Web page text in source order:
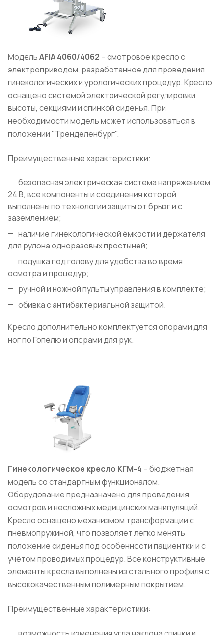
МодельAFIA4060/4062 – смотровое кресло с
электроприводом, разработанное для проведения
гинекологических и урологических процедур. Кресло
оснащено системой электрической регулировки
высоты, секциями и спинкой сиденья. При
необходимости модель может использоваться в
положении "Тренделенбург".
Преимущественные характеристики:
безопасная электрическая система напряжением
24 В, все компоненты и соединения которой
выполнены по технологии защиты от брызг и с
заземлением;
наличие гинекологической ёмкости и держателя
для рулона одноразовых простыней;
подушка под голову для удобства во время
осмотра и процедур;
ручной и ножной пульты управления в комплекте;
обивка с антибактериальной защитой.
Кресло дополнительно комплектуется опорами для
ног по Гопелю и опорами для рук.
Гинекологическое кресло КГМ-4 – бюджетная
модель со стандартным функционалом.
Оборудование предназначено для проведения
осмотров и несложных медицинских манипуляций.
Кресло оснащено механизмом трансформации с
пневмопружиной, что позволяет легко менять
положение сиденья под особенности пациентки и с
учётом проводимых процедур. Все конструктивные
элементы кресла выполнены из стального профиля с
высококачественным полимерным покрытием.
Преимущественные характеристики: